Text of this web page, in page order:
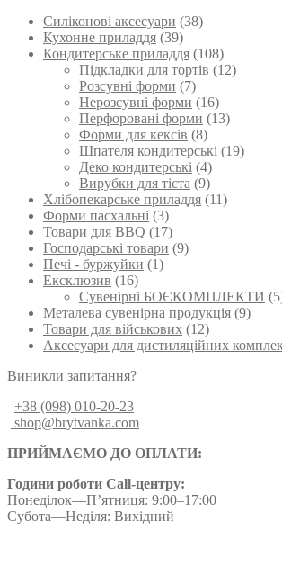
на
сторінці
Силіконові аксесуари (38)
Кухонне приладдя (39)
Кондитерське приладдя (108)
Підкладки для тортів (12)
Розсувні форми (7)
Нерозсувні форми (16)
Перфоровані форми (13)
Форми для кексів (8)
Шпателя кондитерські (19)
Деко кондитерські (4)
Вирубки для тіста (9)
Хлібопекарське приладдя (11)
Форми пасхальні (3)
Товари для BBQ (17)
Господарські товари (9)
Печі - буржуйки (1)
Ексклюзив (16)
Сувенірні БОЄКОМПЛЕКТИ
Металева сувенірна продукція (9)
Товари для військових (12)
Аксесуари для дистиляційних
Виникли запитання?
+38 (098) 010-20-23
shop@brytvanka.com
ПРИЙМАЄМО ДО ОПЛАТИ:
Години роботи Call-центру:
Понеділок—П’ятниця: 9:00–17:00
Субота—Неділя: Вихідний